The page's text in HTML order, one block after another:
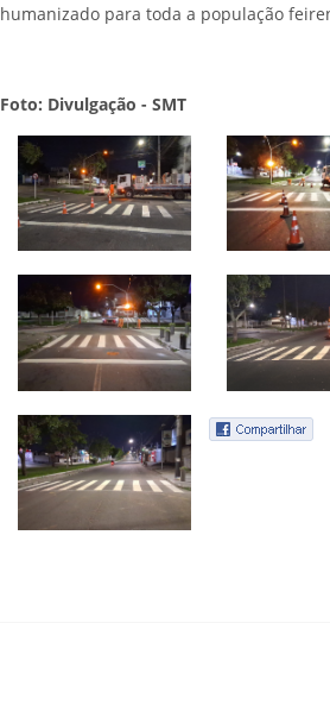
humanizado para toda a população
Foto: Divulgação - SMT